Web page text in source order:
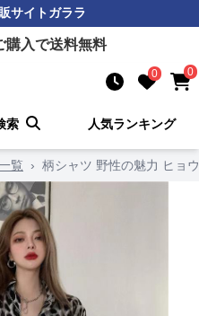
サイトガララ
購入で送料無料
0 0
索 人気ランキング
覧 › 柄シャツ 野性の魅力 ヒョ